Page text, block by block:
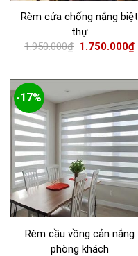
Rèm cửa chống nắng biệt
thự
1.950.000₫ 1.750.000₫
-17%
Rèm cầu vồng cản nắng
phòng khách